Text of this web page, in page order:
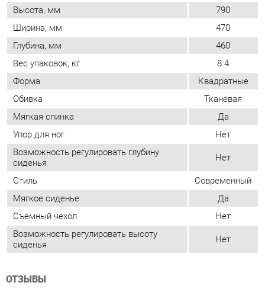
Форма
Квадратные
Обивка
Тканевая
Мягкая спинка
Да
Упор для ног
Нет
Возможность регулировать глубину
сиденья Нет
Стиль
Современный
Мягкое сиденье
Да
Съемный чехол
Нет
Возможность регулировать высоту
сиденья Нет
ОТЗЫВЫ
Пока нет отзывов, поделитесь первым своим мнением.
ДОБАВИТЬ ОТЗЫВ